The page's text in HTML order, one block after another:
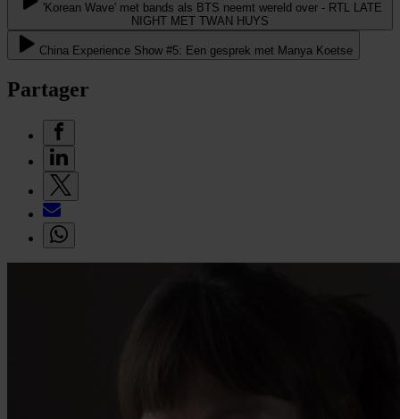
'Korean Wave' met bands als BTS neemt wereld over - RTL LATE
NIGHT MET TWAN HUYS
China Experience Show #5: Een gesprek met Manya Koetse
Partager